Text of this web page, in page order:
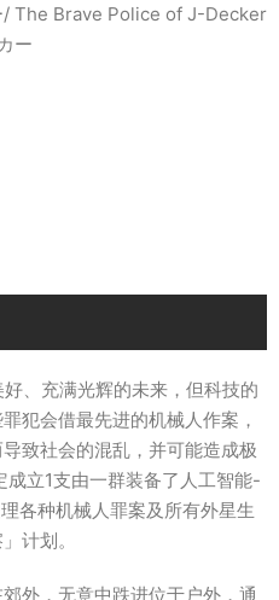
/ The Brave Police of J-Decker
ー
、充满光辉的未来，但科技的
犯会借最先进的机械人作案，
致社会的混乱，并可能造成极
立1支由一群装备了人工智能-
各种机械人罪案及所有外星生
计划。
外，无意中跌进位于户外，通